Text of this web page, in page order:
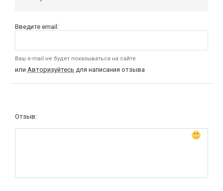
Введите email:
Ваш e-mail не будет показываться на сайте
или Авторизуйтесь для написания отзыва
Отзыв: